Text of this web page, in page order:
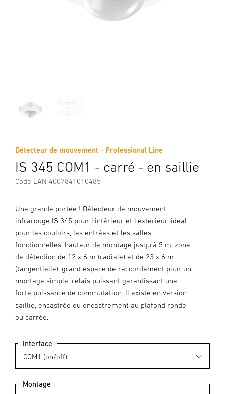
Détecteur de mouvement - Professional Line
IS 345 COM1 - carré - en saillie
Code EAN 4007841010485
Une grande portée ! Détecteur de mouvement
infrarouge IS 345 pour l'intérieur et l'extérieur, idéal
pour les couloirs, les entrées et les salles
fonctionnelles, hauteur de montage jusqu'à 5 m, zone
de détection de 12 x 6 m (radiale) et de 23 x 6 m
(tangentielle), grand espace de raccordement pour un
montage simple, relais puissant garantissant une
forte puissance de commutation. Il existe en version
saillie, encastrée ou encastrement au plafond ronde
ou carrée.
Interface
Montage